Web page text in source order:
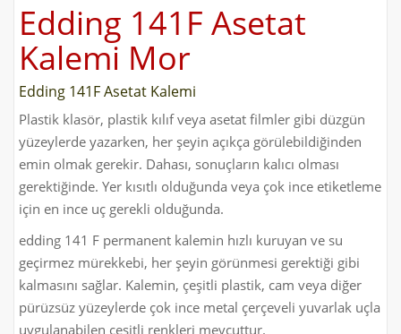
Edding 141F Asetat
Kalemi Mor
Edding 141F Asetat Kalemi
Plastik klasör, plastik kılıf veya asetat filmler gibi düzgün
yüzeylerde yazarken, her şeyin açıkça görülebildiğinden
emin olmak gerekir. Dahası, sonuçların kalıcı olması
gerektiğinde. Yer kısıtlı olduğunda veya çok ince etiketleme
için en ince uç gerekli olduğunda.
edding 141 F permanent kalemin hızlı kuruyan ve su
geçirmez mürekkebi, her şeyin görünmesi gerektiği gibi
kalmasını sağlar. Kalemin, çeşitli plastik, cam veya diğer
pürüzsüz yüzeylerde çok ince metal çerçeveli yuvarlak uçla
uygulanabilen çeşitli renkleri mevcuttur.